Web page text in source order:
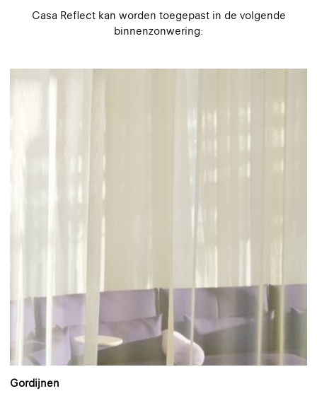
Casa Reflect kan worden toegepast in de volgende
binnenzonwering:
Gordijnen